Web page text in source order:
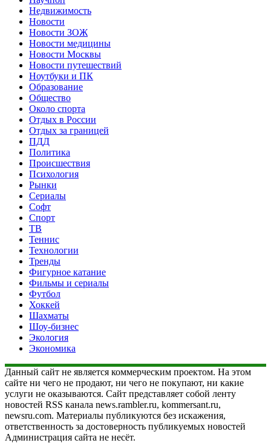
Недвижимость
Новости
Новости ЗОЖ
Новости медицины
Новости Москвы
Новости путешествий
Ноутбуки и ПК
Образование
Общество
Около спорта
Отдых в России
Отдых за границей
ПДД
Политика
Происшествия
Психология
Рынки
Сериалы
Софт
Спорт
ТВ
Теннис
Технологии
Тренды
Фигурное катание
Фильмы и сериалы
Футбол
Хоккей
Шахматы
Шоу-бизнес
Экология
Экономика
Данный сайт не является коммерческим проектом. На этом
сайте ни чего не продают, ни чего не покупают, ни какие
услуги не оказываются. Сайт представляет собой ленту
новостей RSS канала news.rambler.ru, kommersant.ru,
newsru.com. Материалы публикуются без искажения,
ответственность за достоверность публикуемых новостей
Администрация сайта не несёт.